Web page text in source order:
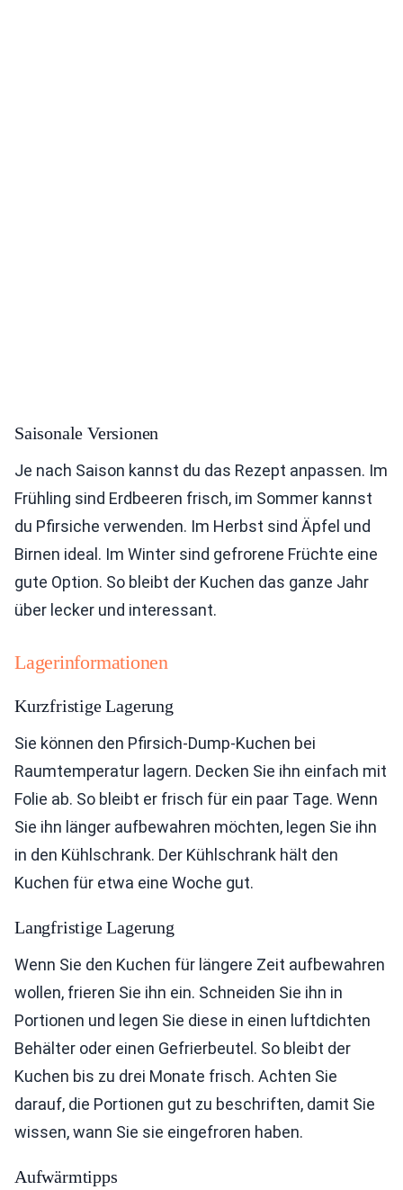
Saisonale Versionen
Je nach Saison kannst du das Rezept anpassen. Im
Frühling sind Erdbeeren frisch, im Sommer kannst
du Pfirsiche verwenden. Im Herbst sind Äpfel und
Birnen ideal. Im Winter sind gefrorene Früchte eine
gute Option. So bleibt der Kuchen das ganze Jahr
über lecker und interessant.
Lagerinformationen
Kurzfristige Lagerung
Sie können den Pfirsich-Dump-Kuchen bei
Raumtemperatur lagern. Decken Sie ihn einfach mit
Folie ab. So bleibt er frisch für ein paar Tage. Wenn
Sie ihn länger aufbewahren möchten, legen Sie ihn
in den Kühlschrank. Der Kühlschrank hält den
Kuchen für etwa eine Woche gut.
Langfristige Lagerung
Wenn Sie den Kuchen für längere Zeit aufbewahren
wollen, frieren Sie ihn ein. Schneiden Sie ihn in
Portionen und legen Sie diese in einen luftdichten
Behälter oder einen Gefrierbeutel. So bleibt der
Kuchen bis zu drei Monate frisch. Achten Sie
darauf, die Portionen gut zu beschriften, damit Sie
wissen, wann Sie sie eingefroren haben.
Aufwärmtipps